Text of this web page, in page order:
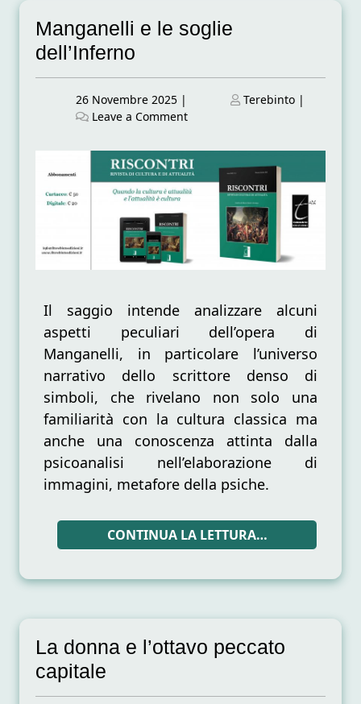
Manganelli e le soglie
dell’Inferno
Posted
on
26 Novembre 2025 |
Posted
Terebinto |
Leave a Commenton
e
le
soglie
dell’Inferno
Il saggio intende analizzare alcuni
aspetti peculiari dell’opera di
Manganelli, in particolare l’universo
narrativo dello scrittore denso di
simboli, che rivelano non solo una
familiarità con la cultura classica ma
anche una conoscenza attinta dalla
psicoanalisi nell’elaborazione di
immagini, metafore della psiche.
CONTINUA LA LETTURA…
La donna e l’ottavo peccato
capitale